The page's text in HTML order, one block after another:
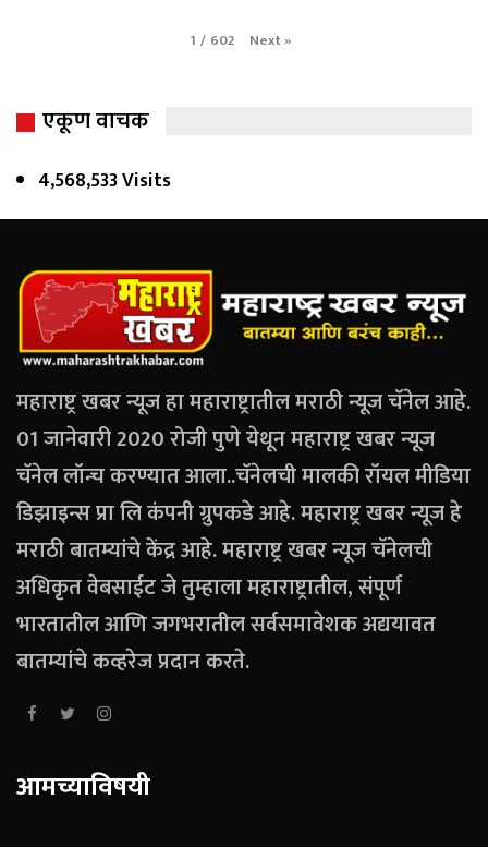
1 / 602 Next»
एकूण वाचक
4,568,533 Visits
महाराष्ट्र खबर न्यूज हा महाराष्ट्रातील मराठी न्यूज चॅनेल आहे.
01 जानेवारी 2020 रोजी पुणे येथून महाराष्ट्र खबर न्यूज
चॅनेल लॉन्च करण्यात आला..चॅनेलची मालकी रॉयल मीडिया
डिझाइन्स प्रा लि कंपनी ग्रुपकडे आहे. महाराष्ट्र खबर न्यूज हे
मराठी बातम्यांचे केंद्र आहे. महाराष्ट्र खबर न्यूज चॅनेलची
अधिकृत वेबसाईट जे तुम्हाला महाराष्ट्रातील, संपूर्ण
भारतातील आणि जगभरातील सर्वसमावेशक अद्ययावत
बातम्यांचे कव्हरेज प्रदान करते.
आमच्याविषयी